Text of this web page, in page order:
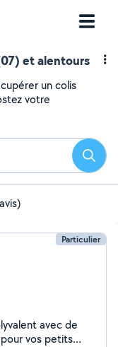
et alentours
un colis
votre
Particulier
avec de
vos petits